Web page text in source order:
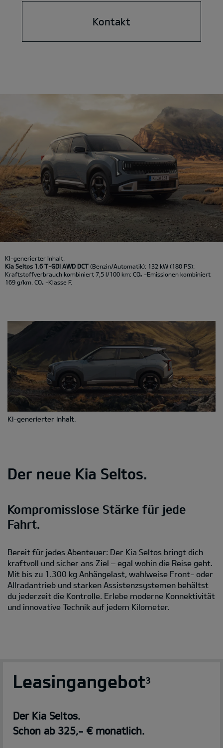
Kontakt
KI-generierter Inhalt.
Kia Seltos 1.6 T-GDI AWD DCT (Benzin/Automatik); 132 kW (180 PS):
Kraftstoffverbrauch kombiniert 7,5 l/100 km; CO2
-Emissionen kombiniert
169 g/km. CO2 -Klasse F.
KI-generierter Inhalt.
Der neue Kia Seltos.
Kompromisslose Stärke für jede
Fahrt.
Bereit für jedes Abenteuer: Der Kia Seltos bringt dich
kraftvoll und sicher ans Ziel – egal wohin die Reise geht.
Mit bis zu 1.300 kg Anhängelast, wahlweise Front- oder
Allradantrieb und starken Assistenzsystemen behältst
du jederzeit die Kontrolle. Erlebe moderne Konnektivität
und innovative Technik auf jedem Kilometer.
Leasingangebot3
Der Kia Seltos.
Schon ab 325,- € monatlich.